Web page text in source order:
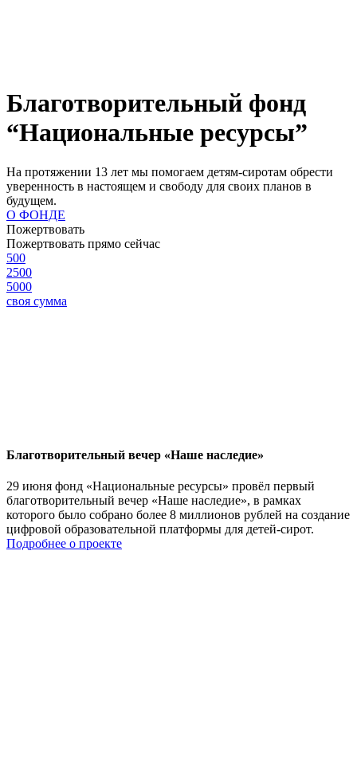
Благотворительный фонд
“Национальные ресурсы”
На протяжении 13 лет мы помогаем детям-сиротам обрести
уверенность в настоящем и свободу для своих планов в
будущем.
О ФОНДЕ
Пожертвовать
Пожертвовать прямо сейчас
500
2500
5000
своя сумма
Благотворительный вечер «Наше наследие»
29 июня фонд «Национальные ресурсы» провёл первый
благотворительный вечер «Наше наследие», в рамках
которого было собрано более 8 миллионов рублей на создание
цифровой образовательной платформы для детей-сирот.
Подробнее о проекте